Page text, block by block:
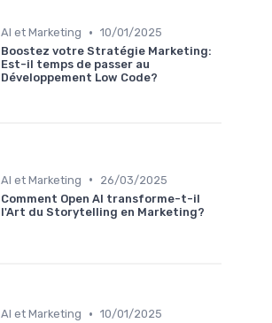
AI et Marketing • 10/01/2025
Boostez votre Stratégie Marketing:
Est-il temps de passer au
Développement Low Code?
AI et Marketing •
26/03/2025
Comment Open AI transforme-t-il
l'Art du Storytelling en Marketing?
AI et Marketing • 10/01/2025